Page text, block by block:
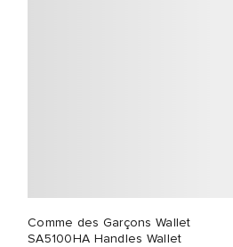
Comme des Garçons Wallet
SA5100HA Handles Wallet